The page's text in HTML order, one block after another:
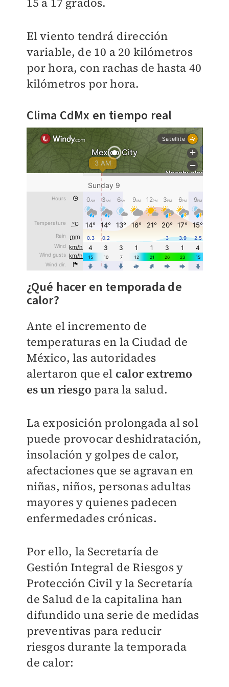
El viento tendrá dirección
variable, de 10 a 20 kilómetros
por hora, con rachas de hasta 40
kilómetros por hora.
Clima CdMx en tiempo real
¿​Qué hacer en temporada de
calor?
Ante el incremento de
temperaturas en la Ciudad de
México, las autoridades
alertaron que el calor extremo
es un riesgo para la salud.
La exposición prolongada al sol
puede provocar deshidratación,
insolación y golpes de calor,
afectaciones que se agravan en
niñas, niños, personas adultas
mayores y quienes padecen
enfermedades crónicas.
Por ello, la Secretaría de
Gestión Integral de Riesgos y
Protección Civil y la Secretaría
de Salud de la capitalina han
difundido una serie de medidas
preventivas para reducir
riesgos durante la temporada
de calor: